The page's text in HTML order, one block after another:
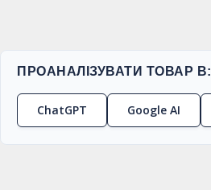
ПРОАНАЛІЗУВАТИ ТОВАР В:
ChatGPT Google AI